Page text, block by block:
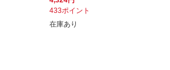
433ポイント
在庫あり